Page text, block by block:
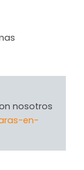
nosotros
en-